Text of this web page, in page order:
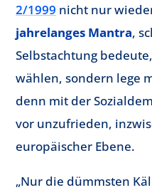
2/1999 nicht nur
jahrelanges Mantra,
Selbstachtung
wählen, sondern lege
denn mit der
vor unzufrieden,
europäischer Ebene.
„Nur die dümmsten